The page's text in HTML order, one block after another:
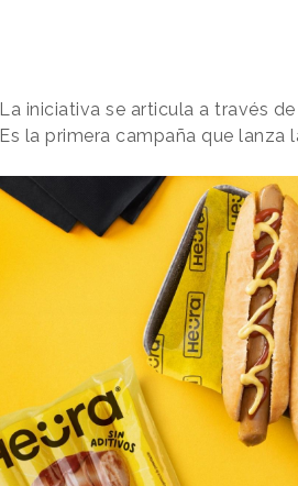
La iniciativa se articula a través
Es la primera campaña que